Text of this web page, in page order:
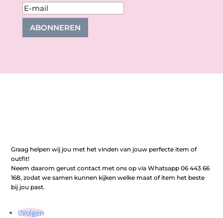
ABONNEREN
Graag helpen wij jou met het vinden van jouw perfecte item of
outfit!
Neem daarom gerust contact met ons op via Whatsapp 06 443 66
168, zodat we samen kunnen kijken welke maat of item het beste
bij jou past.
Volgen